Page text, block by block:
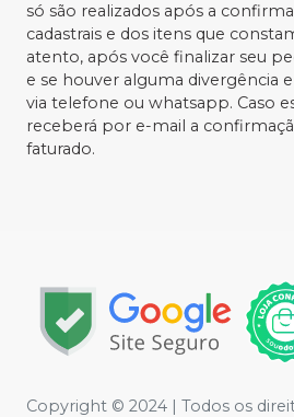
só são realizados após a
cadastrais e dos itens que
atento, após você finalizar seu
e se houver alguma divergência
via telefone ou whatsapp. Caso
receberá por e-mail a
faturado.
Copyright © 2024 | Todos os